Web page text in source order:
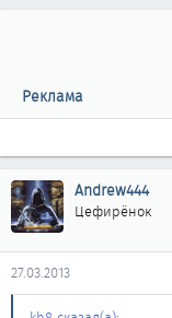
Реклама
Andrew444
Цефирёнок
27.03.2013